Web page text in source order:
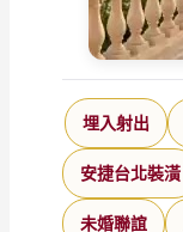
埋入射出
安捷台北裝潢
未婚聯誼